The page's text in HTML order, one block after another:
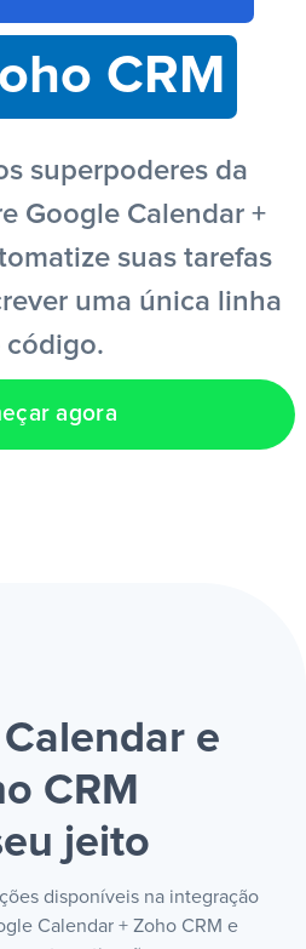
PT CRM
superpoderes da
Google Calendar +
suas tarefas
uma única linha
código.
agora
e
CRM
jeito
disponíveis na integração
Calendar + Zoho CRM e